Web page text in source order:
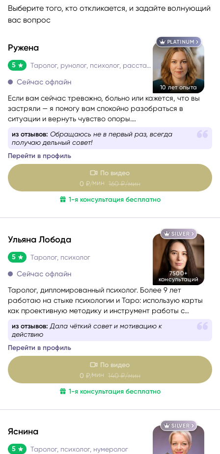
Выберите того, кто откликается, и задайте волнующий
вас вопрос
PLATINUM
10 лет опыта
Ружена
5 Таролог, рунолог, психолог, расстановщик
Сейчас офлайн
Если вам сейчас тревожно, больно или кажется, что вы
застряли — я помогу вам спокойно разобраться в
ситуации и вернуть чувство опоры.
осуждённой. Я мягко и бережно проведу вас через
решение, которое принесёт облегчение.
из отзывов: Обращаюсь не в первый раз, всегда
получаю дельный совет!
Перейти в профиль
По видео
0 ₽/мин 160 ₽/мин
1-я консультация бесплатно
SILVER
7500+
консультаций
Ульяна Лобода
5 Таролог, психолог
Сейчас офлайн
Таролог, дипломированный психолог. Более 9 лет
работаю на стыке психологии и Таро: использую карты
как проективную методику и инструмент работы с
из отзывов: Дала чёткий совет и мотивацию к
действию
Перейти в профиль
По видео
0 ₽/мин140 ₽/мин
1-я консультация бесплатно
SILVER
Яснина
5 Таролог, психолог, нумеролог